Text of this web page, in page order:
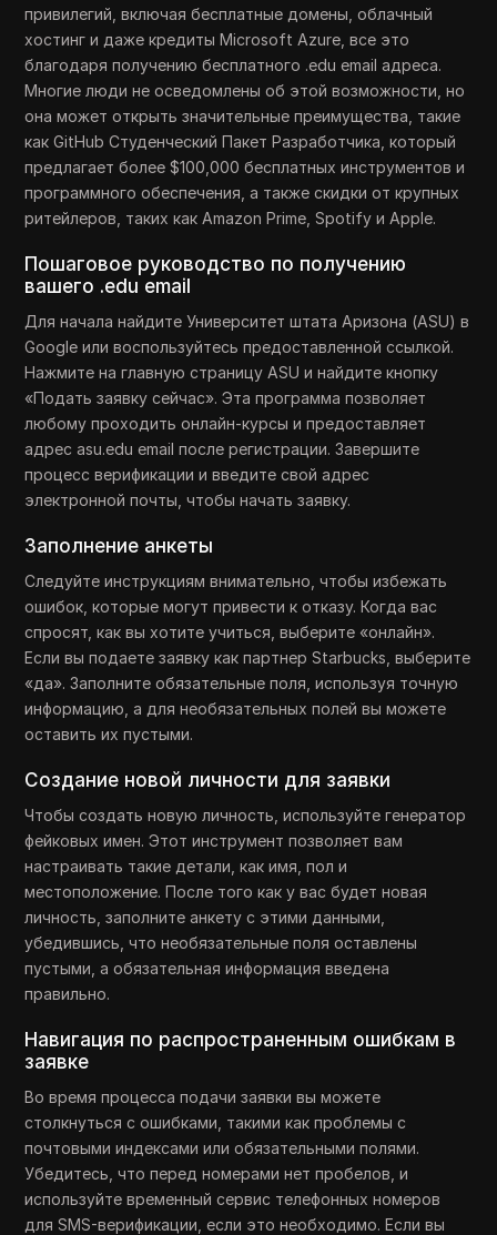
привилегий, включая бесплатные домены, облачный
хостинг и даже кредиты Microsoft Azure, все это
благодаря получению бесплатного .edu email адреса.
Многие люди не осведомлены об этой возможности, но
она может открыть значительные преимущества, такие
как GitHub Студенческий Пакет Разработчика, который
предлагает более $100,000 бесплатных инструментов и
программного обеспечения, а также скидки от крупных
ритейлеров, таких как Amazon Prime, Spotify и Apple.
Пошаговое руководство по получению
вашего .edu email
Для начала найдите Университет штата Аризона (ASU) в
Google или воспользуйтесь предоставленной ссылкой.
Нажмите на главную страницу ASU и найдите кнопку
«Подать заявку сейчас». Эта программа позволяет
любому проходить онлайн-курсы и предоставляет
адрес asu.edu email после регистрации. Завершите
процесс верификации и введите свой адрес
электронной почты, чтобы начать заявку.
Заполнение анкеты
Следуйте инструкциям внимательно, чтобы избежать
ошибок, которые могут привести к отказу. Когда вас
спросят, как вы хотите учиться, выберите «онлайн».
Если вы подаете заявку как партнер Starbucks, выберите
«да». Заполните обязательные поля, используя точную
информацию, а для необязательных полей вы можете
оставить их пустыми.
Создание новой личности для заявки
Чтобы создать новую личность, используйте генератор
фейковых имен. Этот инструмент позволяет вам
настраивать такие детали, как имя, пол и
местоположение. После того как у вас будет новая
личность, заполните анкету с этими данными,
убедившись, что необязательные поля оставлены
пустыми, а обязательная информация введена
правильно.
Навигация по распространенным ошибкам в
заявке
Во время процесса подачи заявки вы можете
столкнуться с ошибками, такими как проблемы с
почтовыми индексами или обязательными полями.
Убедитесь, что перед номерами нет пробелов, и
используйте временный сервис телефонных номеров
для SMS-верификации, если это необходимо. Если вы